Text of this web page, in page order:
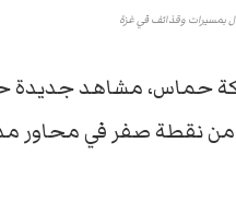
بمسيرات وقذائف في غزة
حماس، مشاهد جديدة
من نقطة صفر في محاور